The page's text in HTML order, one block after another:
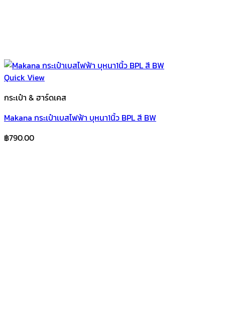
Quick View
กระเป๋า & ฮาร์ดเคส
Makana กระเป๋าเบสไฟฟ้า บุหนา1นิ้ว BPL สี BW
฿790.00